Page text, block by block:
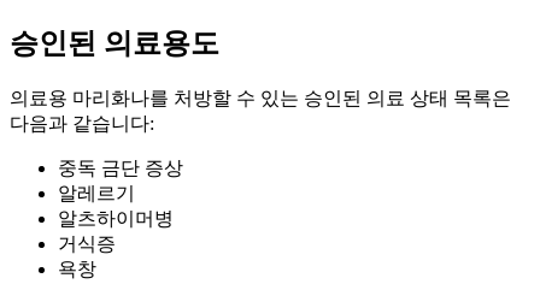
승인된 의료용도
의료용 마리화나를 처방할 수 있는 승인된 의료 상태 목록은
다음과 같습니다:
중독 금단 증상
알레르기
알츠하이머병
거식증
욕창